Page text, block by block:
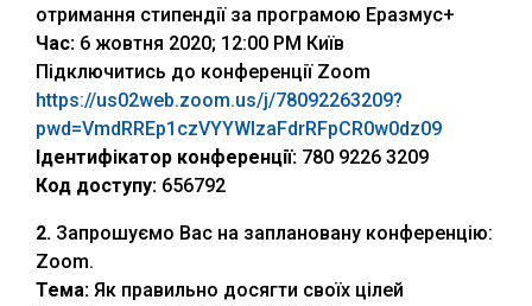
отримання стипендії за програмою Еразмус+
Час: 6 жовтня 2020; 12:00 PM Київ
Підключитись до конференції Zoom
https://us02web.zoom.us/j/78092263209?
pwd=VmdRREp1czVYYWlzaFdrRFpCR0w0dz09
Ідентифікатор конференції: 780 9226 3209
Код доступу: 656792
2. Запрошуємо Вас на заплановану конференцію:
Zoom.
Тема: Як правильно досягти своїх цілей